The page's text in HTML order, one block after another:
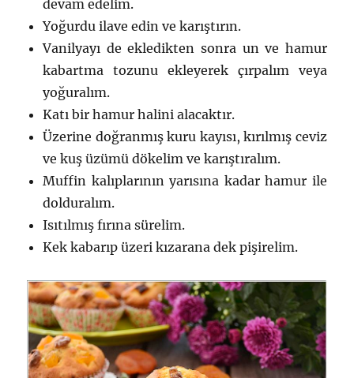
devam edelim.
Yoğurdu ilave edin ve karıştırın.
Vanilyayı de ekledikten sonra un ve hamur
kabartma tozunu ekleyerek çırpalım veya
yoğuralım.
Katı bir hamur halini alacaktır.
Üzerine doğranmış kuru kayısı, kırılmış ceviz
ve kuş üzümü dökelim ve karıştıralım.
Muffin kalıplarının yarısına kadar hamur ile
dolduralım.
Isıtılmış fırına sürelim.
Kek kabarıp üzeri kızarana dek pişirelim.